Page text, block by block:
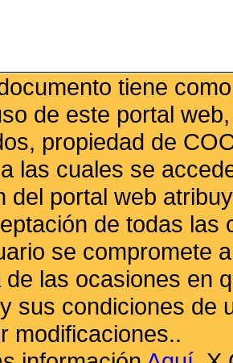
tiene
de este portal
propiedad de
las cuales se
del portal web
de todas
se compromete
de las ocasiones en
sus condiciones de
modificaciones..